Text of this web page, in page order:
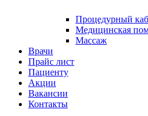
Процедурный
Медицинская
Массаж
Врачи
Прайс лист
Пациенту
Акции
Вакансии
Контакты